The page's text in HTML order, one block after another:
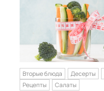
Вторые блюда Десерты
Рецепты
Салаты